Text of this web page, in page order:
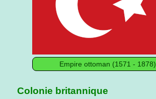
Empire ottoman (1571 - 1878)
Colonie britannique